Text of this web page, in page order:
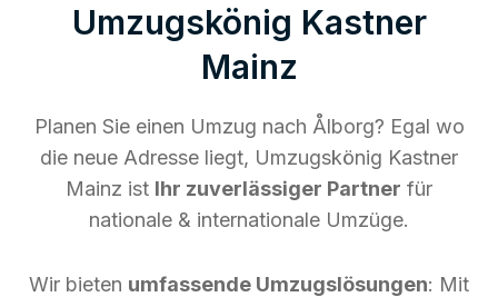
Umzugskönig Kastner
Mainz
Planen Sie einen Umzug nach Ålborg? Egal wo
die neue Adresse liegt, Umzugskönig Kastner
Mainz ist Ihr zuverlässiger Partner für
nationale & internationale Umzüge.
Wir bieten umfassende Umzugslösungen: Mit